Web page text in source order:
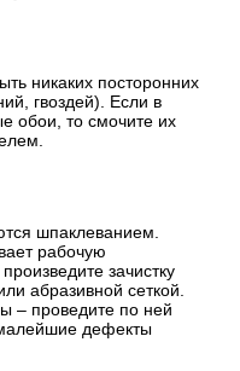
никаких посторонних
гвоздей). Если в
обои, то смочите их
шпаклеванием.
рабочую
зачистку
абразивной сеткой.
– проведите по ней
дефекты